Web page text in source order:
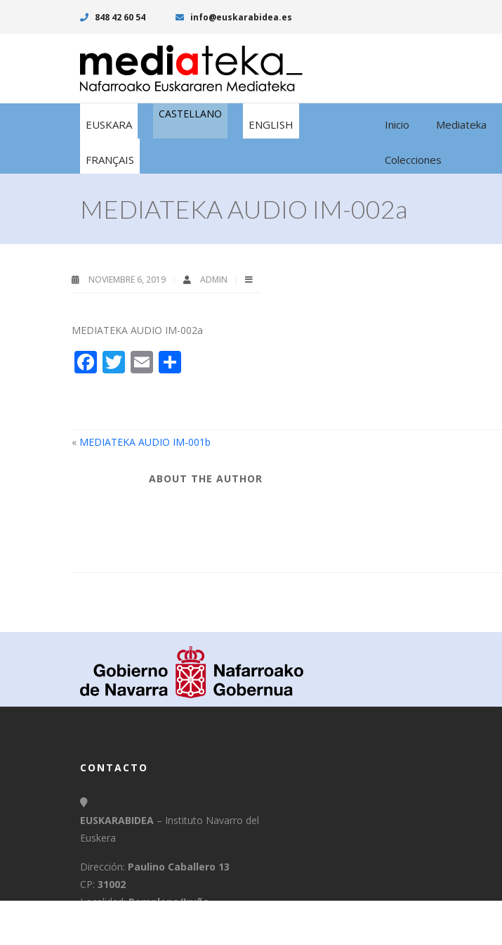
848 42 60 54 info@euskarabidea.es
EUSKARA
CASTELLANO
ENGLISH
FRANÇAIS
Inicio Mediateka
Colecciones
MEDIATEKA AUDIO IM-002a
NOVIEMBRE 6, 2019 ADMIN
MEDIATEKA AUDIO IM-002a
Facebook
Twitter
Email
« MEDIATEKA AUDIO IM-001b
ABOUT THE AUTHOR
CONTACTO
EUSKARABIDEA – Instituto Navarro del
Euskera
Dirección: Paulino Caballero 13
CP: 31002
Localidad:Pamplona/Iruña